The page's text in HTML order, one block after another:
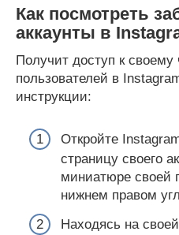
Как посмотреть
аккаунты в
Получит доступ к своему
пользователей в
инструкции:
Откройте
страницу своего
миниатюре своей
нижнем правом
Находясь на